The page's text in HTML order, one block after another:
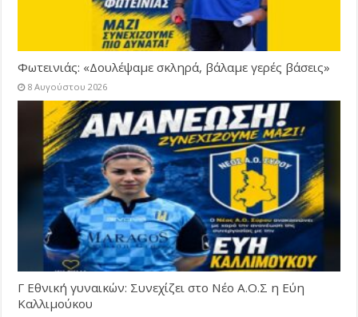
Φωτεινιάς: «Δουλέψαμε σκληρά, βάλαμε γερές βάσεις»
8 Αυγούστου 2026
Γ Εθνική γυναικών: Συνεχίζει στο Νέο Α.Ο.Σ η Εύη
Καλλιμούκου